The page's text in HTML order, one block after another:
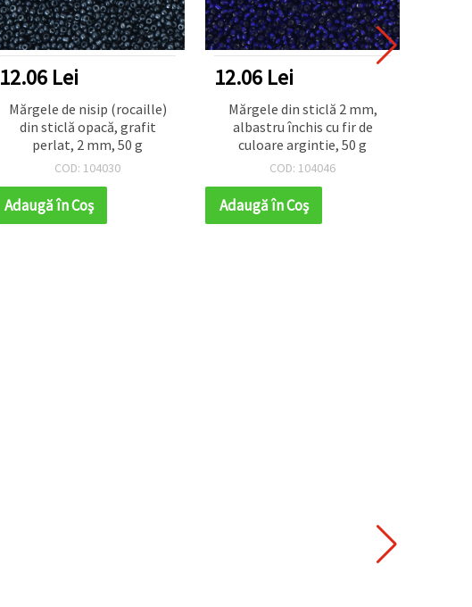
12.06 Lei
Mărgele din sticlă 2 mm,
albastru închis cu fir de
culoare argintie, 50 g
COD: 104046
Adaugă în Coş
12.06 Lei
Margele de sticlă 2 mm
transparent maro perlat -50
grame
COD: 104774
Adaugă în Coş